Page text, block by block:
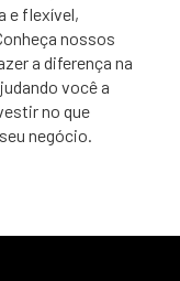
e flexível,
nossos
a diferença na
você a
no que
negócio.